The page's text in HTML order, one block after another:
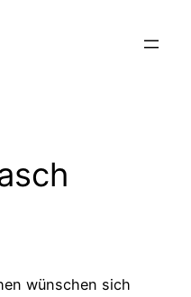
wünschen sich